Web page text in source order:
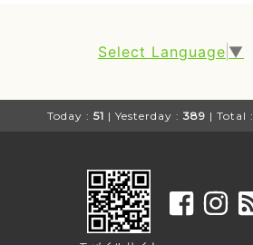
Select Language ▼
Today : 51 | Yesterday : 389 | Total :